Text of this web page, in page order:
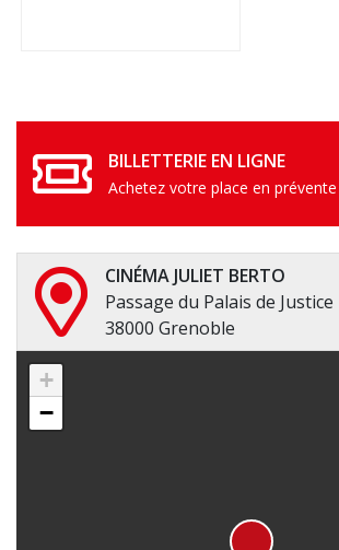
BILLETTERIE EN LIGNE
Achetez votre place en prévente
CINÉMA JULIET BERTO
Passage du Palais de Justice
38000 Grenoble
+
−